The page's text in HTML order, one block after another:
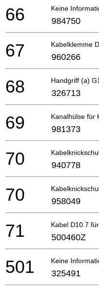
Keine
66 984750
Kabelklemme
67 960266
Handgriff (a)
68 326713
Kanalhülse für
69 981373
70 940778
70 958049
Kabel D10.7
71 500460Z
Keine
501 325491